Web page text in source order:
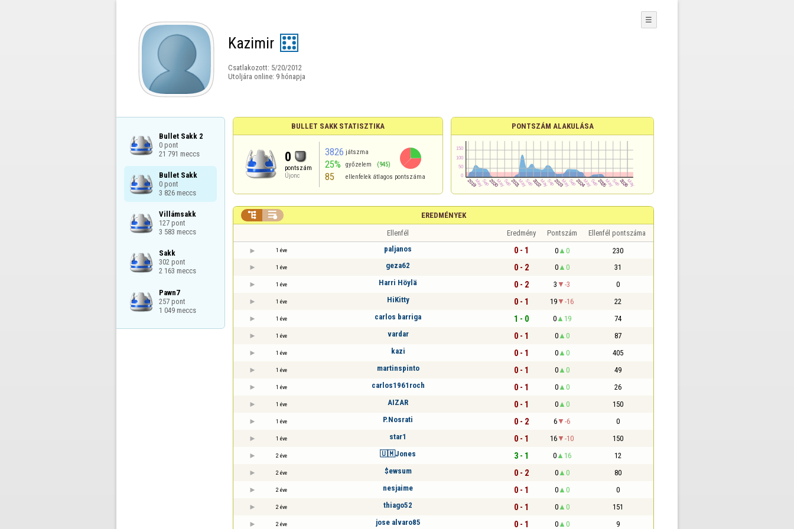
Kazimir
Csatlakozott: 5/20/2012
Utoljára online: 9 hónapja
☰
Bullet Sakk 2
0 pont
21 791 meccs
Bullet Sakk
0 pont
3 826 meccs
Villámsakk
127 pont
3 583 meccs
Sakk
302 pont
2 163 meccs
Pawn7
257 pont
1 049 meccs
BULLET SAKK STATISZTIKA
0
pontszám
Újonc
3826 játszma
25% győzelem (945)
85 ellenfelek átlagos pontszáma
PONTSZÁM ALAKULÁSA
EREDMÉNYEK
 
Ellenfél Eredmény Pontszám Ellenfél pontszáma
1 éve paljanos 0 - 1 0 0 230
1 éve geza62 0 - 2 0 0 31
1 éve Harri Höylä 0 - 2 3 -3 0
1 éve HiKitty 0 - 1 19 -16 22
1 éve carlos barriga 1 - 0 0 19 74
1 éve vardar 0 - 1 0 0 87
1 éve kazi 0 - 1 0 0 405
1 éve martinspinto 0 - 1 0 0 49
1 éve carlos1961roch 0 - 1 0 0 26
1 éve AIZAR 0 - 1 0 0 150
1 éve P.Nosrati 0 - 2 6 -6 0
1 éve star1 0 - 1 16 -10 150
2 éve 🇺🇲Jones 3 - 1 0 16 12
2 éve $ewsum 0 - 2 0 0 80
2 éve nesjaime 0 - 1 0 0 0
2 éve thiago52 0 - 1 0 0 151
2 éve jose alvaro85 0 - 1 0 0 9